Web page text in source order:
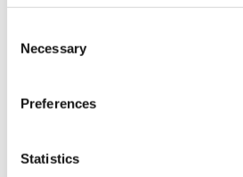
Selection
Necessary
Preferences
Statistics